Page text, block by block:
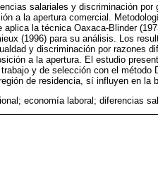
salariales y discriminación
a la apertura comercial.
la técnica Oaxaca-Blinder
(1996) para su análisis. Los
y discriminación por razones
a la apertura. El estudio
y de selección con el
de residencia, sí influyen en la
economía laboral; diferencias